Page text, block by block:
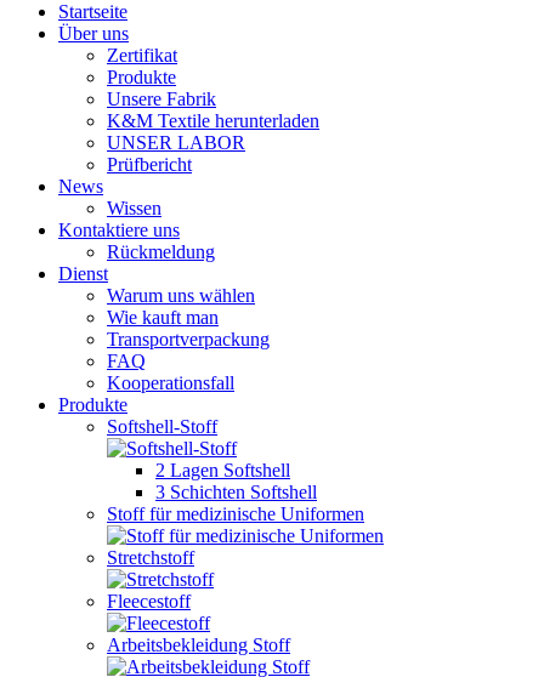
Startseite
Über uns
Zertifikat
Produkte
Unsere Fabrik
K&M Textile herunterladen
UNSER LABOR
Prüfbericht
News
Wissen
Kontaktiere uns
Rückmeldung
Dienst
Warum uns wählen
Wie kauft man
Transportverpackung
FAQ
Kooperationsfall
Produkte
Softshell-Stoff
2 Lagen Softshell
3 Schichten Softshell
Stoff für medizinische Uniformen
Stretchstoff
Fleecestoff
Arbeitsbekleidung Stoff